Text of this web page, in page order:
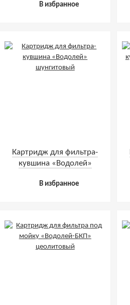
кварцевый
В избранное
Картридж для фильтра-
кувшина «Водолей»
В избранное